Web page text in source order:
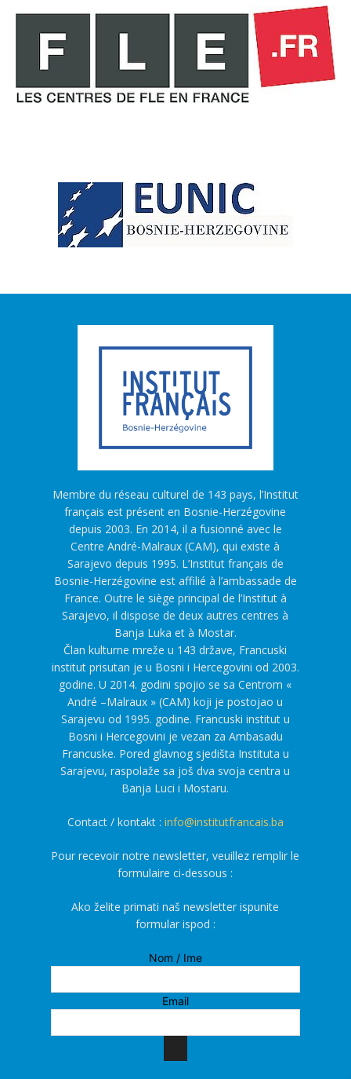
Membre du réseau culturel de 143 pays, l’Institut
français est présent en Bosnie-Herzégovine
depuis 2003. En 2014, il a fusionné avec le
Centre André-Malraux (CAM), qui existe à
Sarajevo depuis 1995. L’Institut français de
Bosnie-Herzégovine est affilié à l’ambassade de
France. Outre le siège principal de l’Institut à
Sarajevo, il dispose de deux autres centres à
Banja Luka et à Mostar.
Član kulturne mreže u 143 države, Francuski
institut prisutan je u Bosni i Hercegovini od 2003.
godine. U 2014. godini spojio se sa Centrom «
André –Malraux » (CAM) koji je postojao u
Sarajevu od 1995. godine. Francuski institut u
Bosni i Hercegovini je vezan za Ambasadu
Francuske. Pored glavnog sjedišta Instituta u
Sarajevu, raspolaže sa još dva svoja centra u
Banja Luci i Mostaru.
Contact / kontakt : info@institutfrancais.ba
Pour recevoir notre newsletter, veuillez remplir le
formulaire ci-dessous :
Ako želite primati naš newsletter ispunite
formular ispod :
Nom / Ime
Email